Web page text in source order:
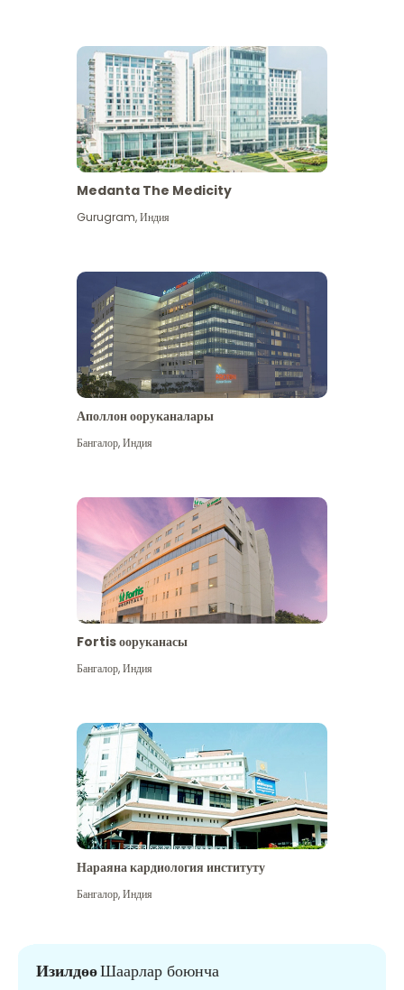
Medanta The Medicity
Gurugram,Индия
Аполлон ооруканалары
Бангалор,Индия
Fortis ооруканасы
Бангалор,Индия
Нараяна кардиология институту
Бангалор,Индия
ИзилдөөШаарлар боюнча